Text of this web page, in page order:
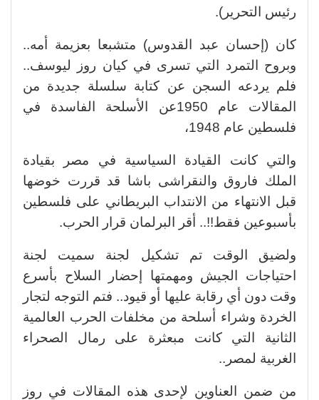
رئيس التحرير).
كان (إحسان عبد القدوس) متشبعا بعزيمة أمه..
وبروح التمرد التي تسرى في كيان روز ليوسف..
فلم يردعه السجن عن كتابة سلسلة جديدة من
المقالات عام 1950عن الأسلحة الفاسدة في
فلسطين عام 1948،
والتي كانت القيادة السياسية في مصر بقيادة
الملك فاروق والنقراشى باشا قد قررت خوضها
قبل الانتهاء من الانتداب البريطاني على فلسطين
بأسبوعين فقط!!.. أقر البرلمان قرار الحرب.
ولضيق الوقت تم تشكيل لجنة سميت لجنة
احتياجات الجيش ومهمتها إحضار السلاح بأسرع
وقت دون أي رقابة عليها أو قيود.. فتم التوجه لتجار
الخردة وشراء أسلحة من مخلفات الحرب العالمية
الثانية التي كانت مبعثرة على رمال الصحراء
الغربية لمصر..
من ضمن العناوين لإحدى هذه المقالات في روز